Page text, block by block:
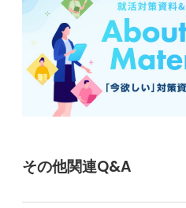
その他関連Q&A